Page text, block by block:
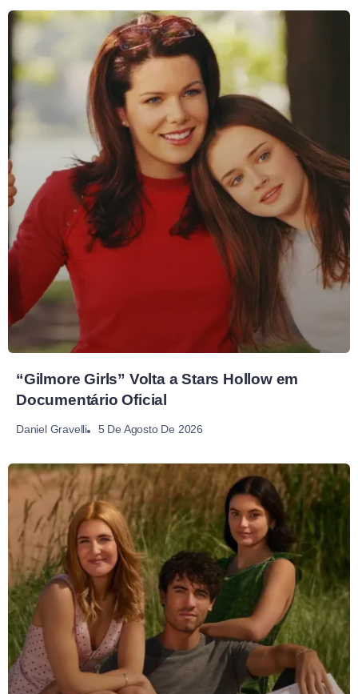
“Gilmore Girls” Volta a Stars Hollow em
Documentário Oficial
Daniel Gravelli 5 De Agosto De 2026